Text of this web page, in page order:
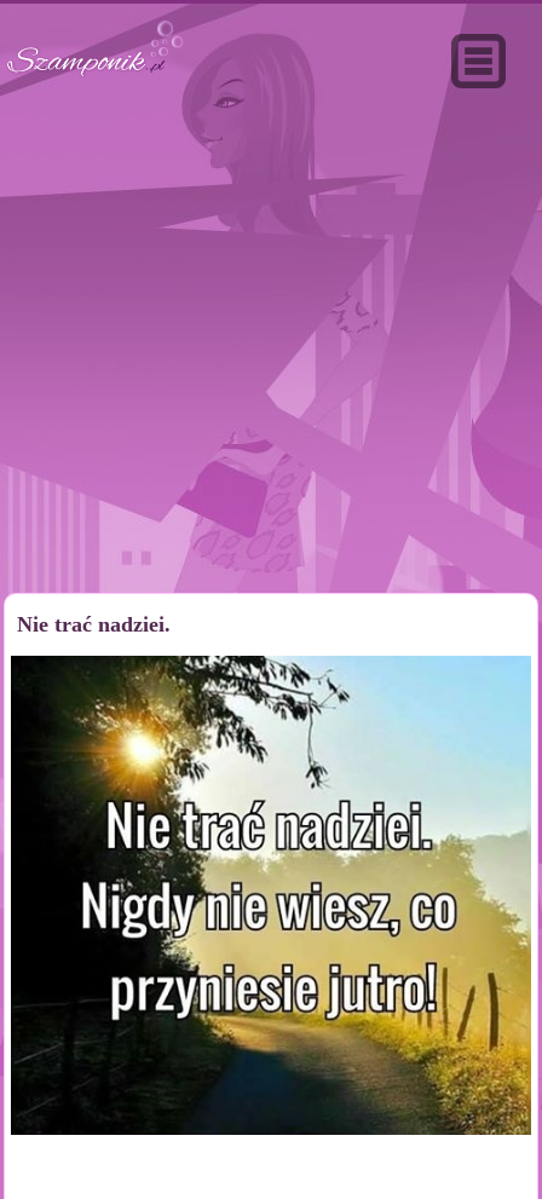
Nie trać nadziei.